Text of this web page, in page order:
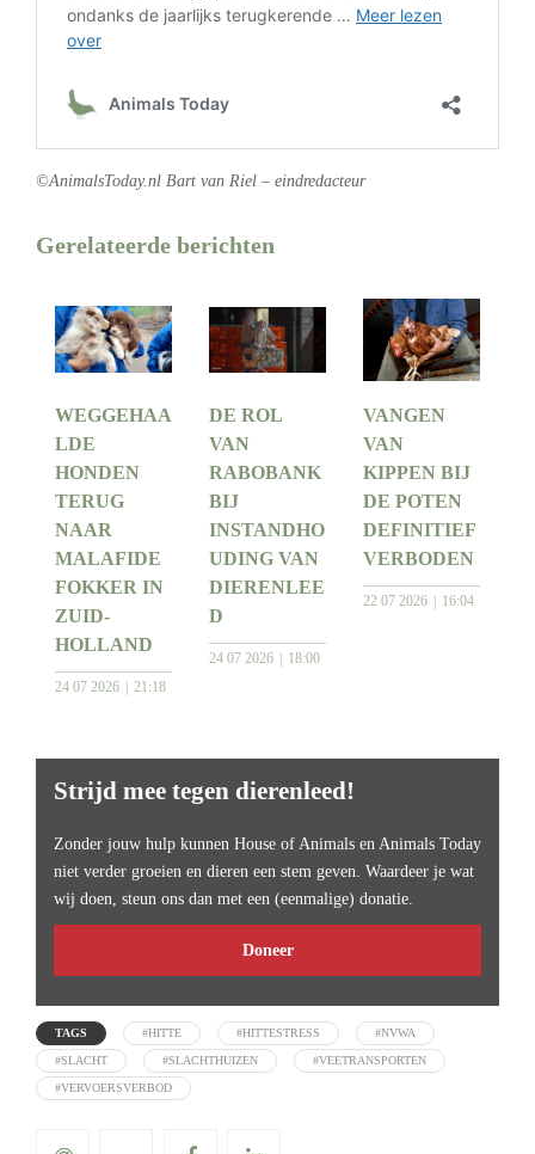
©AnimalsToday.nl Bart van Riel – eindredacteur
Gerelateerde berichten
WEGGEHAA
LDE
HONDEN
TERUG
NAAR
MALAFIDE
FOKKER IN
ZUID-
HOLLAND
24 07 2026 21:18
DE ROL
VAN
RABOBANK
BIJ
INSTANDHO
UDING VAN
DIERENLEE
D
24 07 2026 18:00
VANGEN
VAN
KIPPEN BIJ
DE POTEN
DEFINITIEF
VERBODEN
22 07 2026 16:04
Strijd mee tegen dierenleed!
Zonder jouw hulp kunnen House of Animals en Animals Today
niet verder groeien en dieren een stem geven. Waardeer je wat
wij doen, steun ons dan met een (eenmalige) donatie.
Doneer
TAGS #HITTE #HITTESTRESS #NVWA
#SLACHT #SLACHTHUIZEN #VEETRANSPORTEN
#VERVOERSVERBOD